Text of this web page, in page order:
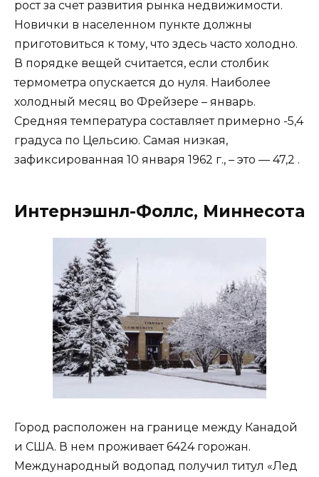
рост за счет развития рынка недвижимости.
Новички в населенном пункте должны
приготовиться к тому, что здесь часто холодно.
В порядке вещей считается, если столбик
термометра опускается до нуля. Наиболее
холодный месяц во Фрейзере – январь.
Средняя температура составляет примерно -5,4
градуса по Цельсию. Самая низкая,
зафиксированная 10 января 1962 г., – это — 47,2 .
Интернэшнл-Фоллс, Миннесота
Город расположен на границе между Канадой
и США. В нем проживает 6424 горожан.
Международный водопад получил титул «Лед